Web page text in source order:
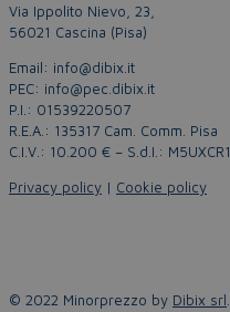
Via Ippolito Nievo, 23,
56021 Cascina (Pisa)
Email: info@dibix.it
PEC: info@pec.dibix.it
P.I.: 01539220507
R.E.A.: 135317 Cam. Comm. Pisa
C.I.V.: 10.200 € – S.d.I.: M5UXCR1
Privacy policy | Cookie policy
© 2022 Minorprezzo by Dibix srl